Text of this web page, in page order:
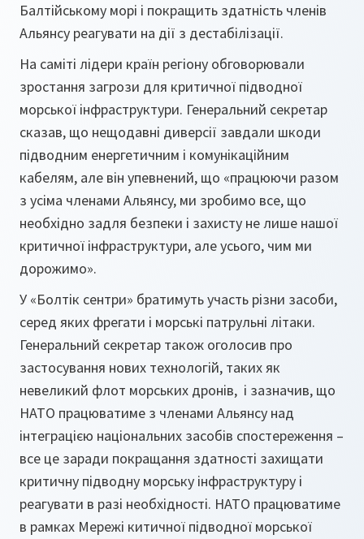
Балтійському морі і покращить здатність членів
Альянсу реагувати на дії з дестабілізації.
На саміті лідери країн регіону обговорювали
зростання загрози для критичної підводної
морської інфраструктури. Генеральний секретар
сказав, що нещодавні диверсії завдали шкоди
підводним енергетичним і комунікаційним
кабелям, але він упевнений, що «працюючи разом
з усіма членами Альянсу, ми зробимо все, що
необхідно задля безпеки і захисту не лише нашої
критичної інфраструктури, але усього, чим ми
дорожимо».
У «Болтік сентри» братимуть участь різни засоби,
серед яких фрегати і морські патрульні літаки.
Генеральний секретар також оголосив про
застосування нових технологій, таких як
невеликий флот морських дронів, і зазначив, що
НАТО працюватиме з членами Альянсу над
інтеграцією національних засобів спостереження –
все це заради покращання здатності захищати
критичну підводну морську інфраструктуру і
реагувати в разі необхідності. НАТО працюватиме
в рамках Мережі китичної підводної морської